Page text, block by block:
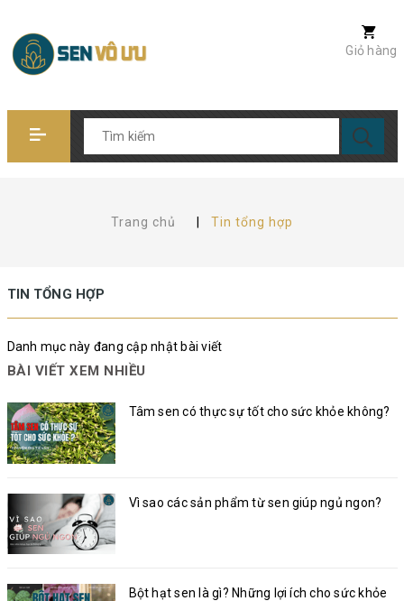
Giỏ hàng
Trang chủ Tin tổng hợp
TIN TỔNG HỢP
Danh mục này đang cập nhật bài viết
BÀI VIẾT XEM NHIỀU
Tâm sen có thực sự tốt cho sức khỏe không?
Vì sao các sản phẩm từ sen giúp ngủ ngon?
Bột hạt sen là gì? Những lợi ích cho sức khỏe